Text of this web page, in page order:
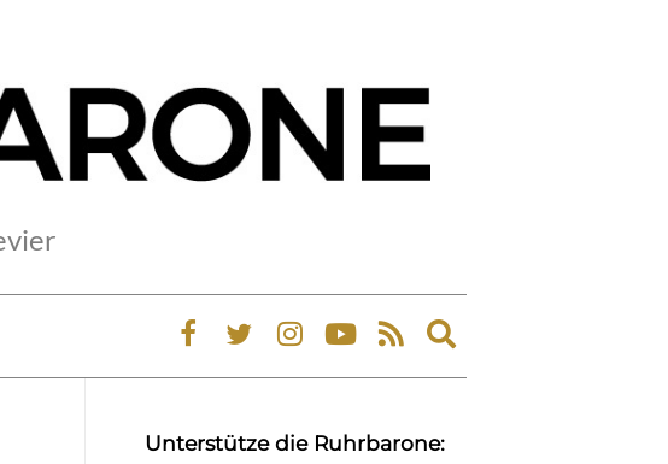
Expand
search
Unterstütze die Ruhrbarone: